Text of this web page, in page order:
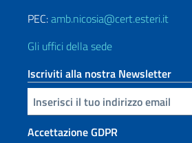
PEC:amb.nicosia@cert.esteri.it
Gli uffici della sede
Iscriviti alla nostra Newsletter
Inserisci la tua email
Accettazione GDPR